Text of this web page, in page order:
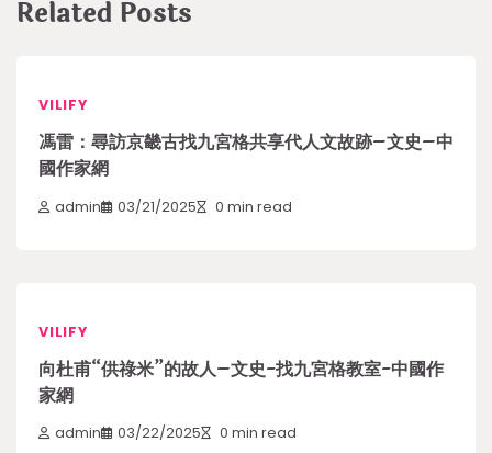
Related Posts
VILIFY
馮雷：尋訪京畿古找九宮格共享代人文故跡–文史–中
國作家網
admin 03/21/2025 0 min read
VILIFY
向杜甫“供祿米”的故人–文史-找九宮格教室-中國作
家網
admin 03/22/2025 0 min read